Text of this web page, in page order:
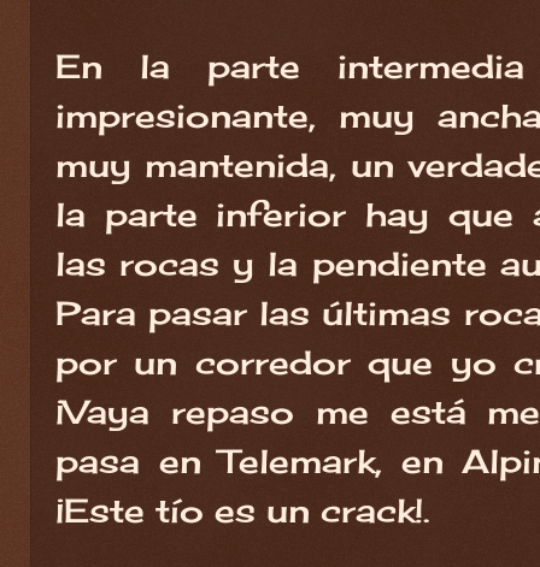
En la parte
impresionante, muy
muy mantenida, un
la parte inferior hay que
las rocas y la pendiente
Para pasar las últimas
por un corredor que yo
¡Vaya repaso me está
pasa en Telemark, en
¡Este tío es un crack!.